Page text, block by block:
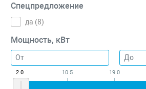
Спецпредложение
да (8)
Мощность, кВт
2.0 10.5 19.0